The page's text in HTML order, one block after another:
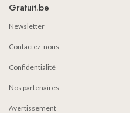
Gratuit.be
Newsletter
Contactez-nous
Confidentialité
Nos partenaires
Avertissement